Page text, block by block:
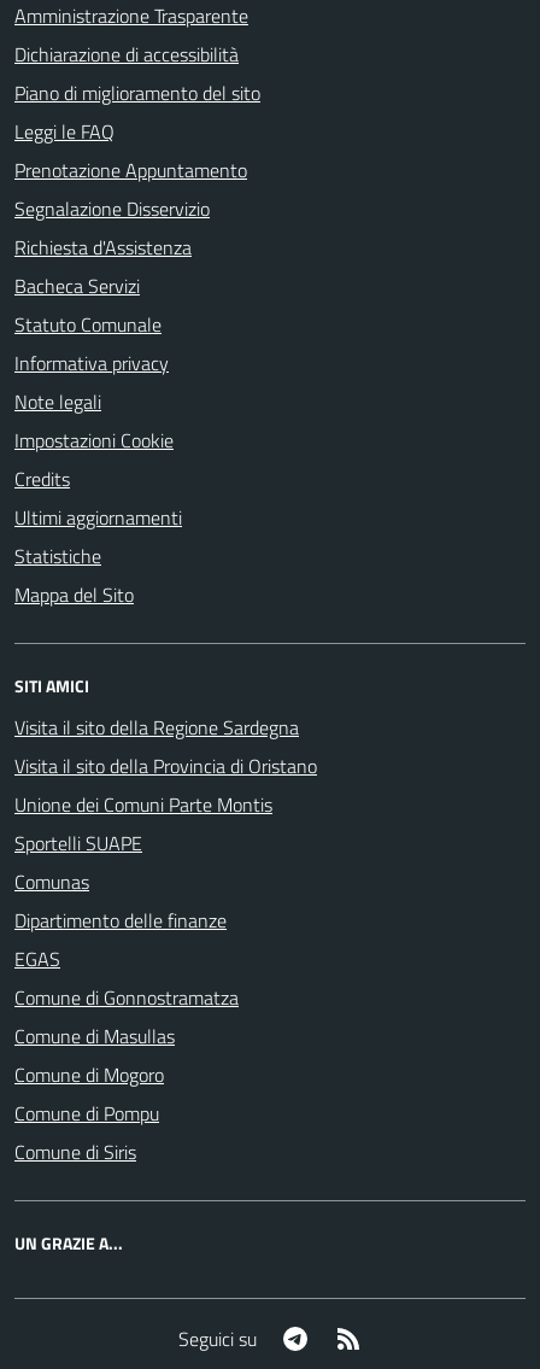
Amministrazione Trasparente
Dichiarazione di accessibilità
Piano di miglioramento del sito
Leggi le FAQ
Prenotazione Appuntamento
Segnalazione Disservizio
Richiesta d'Assistenza
Bacheca Servizi
Statuto Comunale
Informativa privacy
Note legali
Impostazioni Cookie
Credits
Ultimi aggiornamenti
Statistiche
Mappa del Sito
SITI AMICI
Visita il sito della Regione Sardegna
Visita il sito della Provincia di Oristano
Unione dei Comuni Parte Montis
Sportelli SUAPE
Comunas
Dipartimento delle finanze
EGAS
Comune di Gonnostramatza
Comune di Masullas
Comune di Mogoro
Comune di Pompu
Comune di Siris
UN GRAZIE A...
Seguici su Telegram